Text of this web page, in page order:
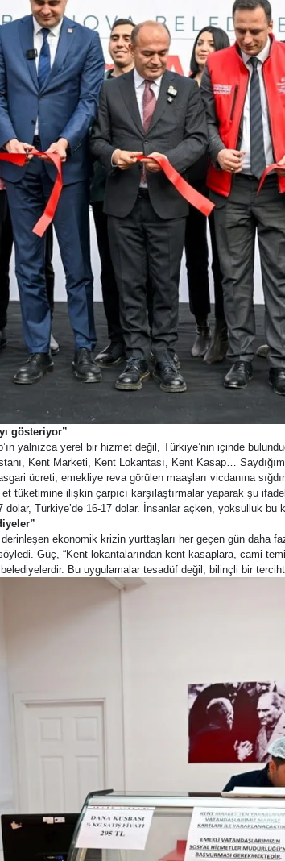
gösteriyor”
yalnızca yerel bir hizmet değil, Türkiye’nin içinde
Kent Marketi, Kent Lokantası, Kent Kasap…
ücreti, emekliye reva görülen maaşları vicdanına
tüketimine ilişkin çarpıcı karşılaştırmalar yaparak şu
Türkiye’de 16-17 dolar. İnsanlar açken, yoksulluk bu
ekonomik krizin yurttaşları her geçen gün daha
Güç, “Kent lokantalarından kent kasaplara, cami
Bu uygulamalar tesadüf değil, bilinçli bir